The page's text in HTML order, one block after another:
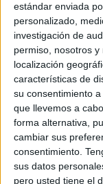
estándar enviada
personalizado,
investigación de
permiso, nosotros
localización
características de
su consentimiento
que llevemos a
forma alternativa,
cambiar sus
consentimiento.
sus datos
pero usted tiene el
Ciencias
láminas
Publicado el 21
En
recursos
ideales para
contenidos de
atractiva y
SEGUIR